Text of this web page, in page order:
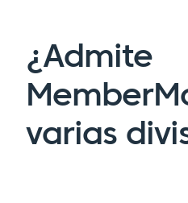
¿Admite
varias